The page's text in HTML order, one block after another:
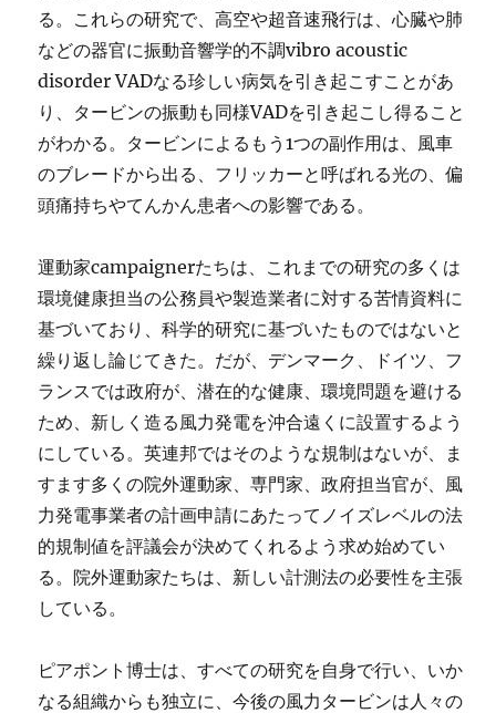
る。これらの研究で、高空や超音速飛行は、心臓や肺
などの器官に振動音響学的不調vibro acoustic
disorder VADなる珍しい病気を引き起こすことがあ
り、タービンの振動も同様VADを引き起こし得ること
がわかる。タービンによるもう1つの副作用は、風車
のブレードから出る、フリッカーと呼ばれる光の、偏
頭痛持ちやてんかん患者への影響である。
運動家campaignerたちは、これまでの研究の多くは
環境健康担当の公務員や製造業者に対する苦情資料に
基づいており、科学的研究に基づいたものではないと
繰り返し論じてきた。だが、デンマーク、ドイツ、フ
ランスでは政府が、潜在的な健康、環境問題を避ける
ため、新しく造る風力発電を沖合遠くに設置するよう
にしている。英連邦ではそのような規制はないが、ま
すます多くの院外運動家、専門家、政府担当官が、風
力発電事業者の計画申請にあたってノイズレベルの法
的規制値を評議会が決めてくれるよう求め始めてい
る。院外運動家たちは、新しい計測法の必要性を主張
している。
ピアポント博士は、すべての研究を自身で行い、いか
なる組織からも独立に、今後の風力タービンは人々の